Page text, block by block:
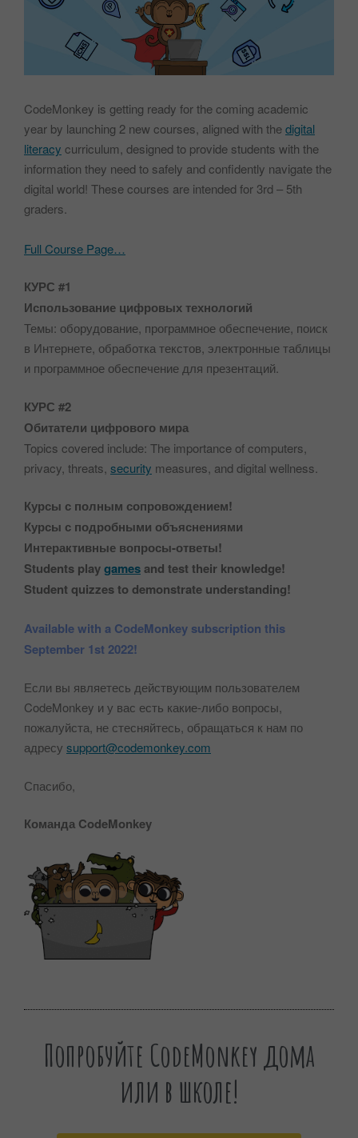
CodeMonkey is getting ready for the coming academic
year by launching 2 new courses, aligned with thedigital
literacy curriculum, designed to provide students with the
information they need to safely and confidently navigate the
digital world! These courses are intended for 3rd – 5th
graders.
Full Course Page…
КУРС #1
Использование цифровых технологий
Темы: оборудование, программное обеспечение, поиск
в Интернете, обработка текстов, электронные таблицы
и программное обеспечение для презентаций.
КУРС #2
Обитатели цифрового мира
Topics covered include: The importance of computers,
privacy, threats, security measures, and digital wellness.
Курсы с полным сопровождением!
Курсы с подробными объяснениями
Интерактивные вопросы-ответы!
Students playgamesand test their knowledge!
Student quizzes to demonstrate understanding!
Available with a CodeMonkey subscription this
September 1st 2022!
Если вы являетесь действующим пользователем
CodeMonkey и у вас есть какие-либо вопросы,
пожалуйста, не стесняйтесь, обращаться к нам по
адресу support@codemonkey.com
Спасибо,
Команда CodeMonkey
Попробуйте CodeMonkey дома
или в школе!